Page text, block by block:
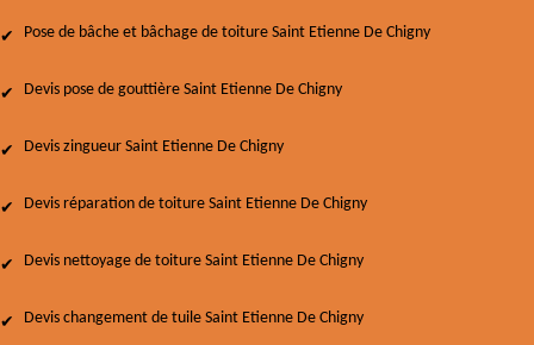
Pose de bâche et bâchage de toiture Saint Etienne De Chigny
Devis pose de gouttière Saint Etienne De Chigny
Devis zingueur Saint Etienne De Chigny
Devis réparation de toiture Saint Etienne De Chigny
Devis nettoyage de toiture Saint Etienne De Chigny
Devis changement de tuile Saint Etienne De Chigny